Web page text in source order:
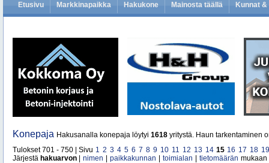
Etusivu Markkinapaikka Hakukone Mainosta täällä Kunnat
Konepaja Hakusanalla konepaja löytyi 1618 yritystä. Haun tarkentaminen
Tulokset 701 - 750 | Sivu 1 2 3 4 5 6 7 8 9 10 11 12 13 14 15 16 17 18 19
Järjestä hakuarvon nimen paikkakunnan toimialan tietomäärän mukaan